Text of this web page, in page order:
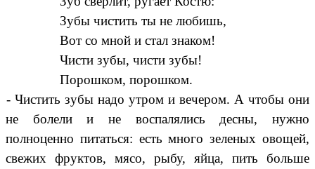
Зубы чистить ты не любишь,
Вот со мной и стал знаком!
Чисти зубы, чисти зубы!
Порошком, порошком.
- Чистить зубы надо утром и вечером. А чтобы они
не болели и не воспалялись десны, нужно
полноценно питаться: есть много зеленых овощей,
свежих фруктов, мясо, рыбу, яйца, пить больше